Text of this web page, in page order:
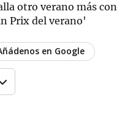
otro verano más con
Prix del verano'
en Google